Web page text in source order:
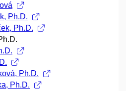
Ph.D.
Ph.D.
Ph.D.
Ph.D.